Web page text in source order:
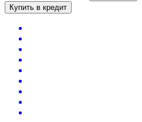
Купить в кредит